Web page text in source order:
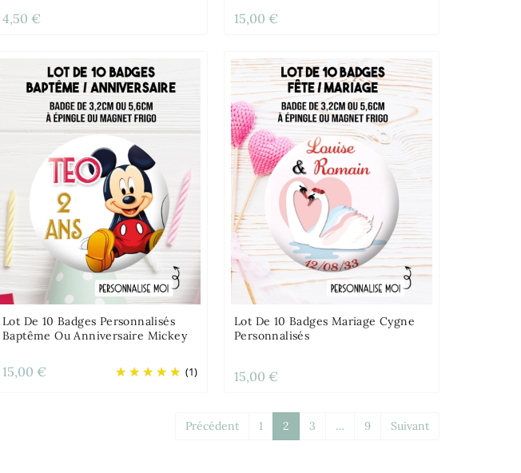
4,50 € 15,00 €
Lot De 10 Badges Personnalisés
Baptême Ou Anniversaire Mickey
(1)
15,00 €
Lot De 10 Badges Mariage Cygne
Personnalisés
15,00 €
Précédent 1 2 3 … 9 Suivant